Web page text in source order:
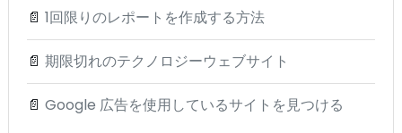
📄 1回限りのレポートを作成する方法
📄 期限切れのテクノロジーウェブサイト
📄 Google 広告を使用しているサイトを見つける